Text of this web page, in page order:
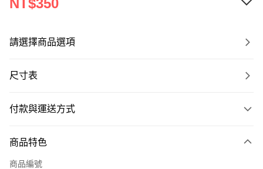
NT$350
請選擇商品選項
尺寸表
付款與運送方式
信用卡一次付款
商品特色
商品編號